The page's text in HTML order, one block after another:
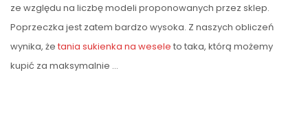
ze względu na liczbę modeli proponowanych przez sklep.
Poprzeczka jest zatem bardzo wysoka. Z naszych obliczeń
wynika, że tania sukienka na wesele to taka, którą możemy
kupić za maksymalnie …